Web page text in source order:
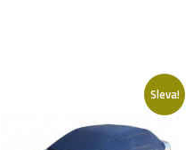
Sleva!